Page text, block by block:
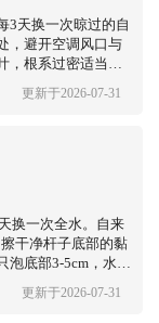
3天换一次晾过的自
，避开空调风口与
，根系过密适当疏
更新于2026-07-31
换一次全水。自来
干净杆子底部的黏
底部3‑5cm，水下
补水，不用频繁
天彻底换一
更新于2026-07-31